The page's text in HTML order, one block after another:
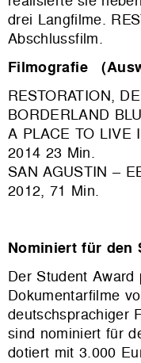
drei Langfilme.
Abschlussfilm.
Filmografie
RESTORATION,
BORDERLAND
A PLACE TO LIVE
2014 23 Min.
SAN AGUSTIN –
2012, 71 Min.
Nominiert für den
Der Student Award
Dokumentarfilme
deutschsprachiger
sind nominiert für
dotiert mit 3.000